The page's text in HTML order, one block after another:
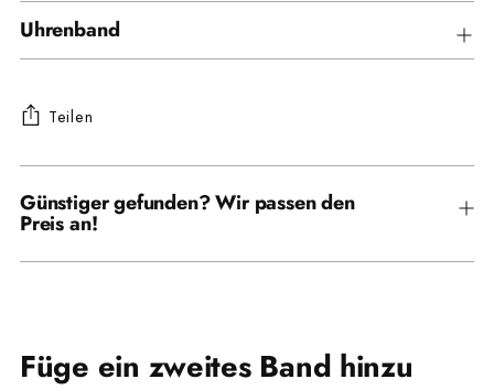
Uhrenband
Teilen
in
den
legen
Günstiger gefunden? Wir passen den
Preis an!
Füge ein zweites Band hinzu